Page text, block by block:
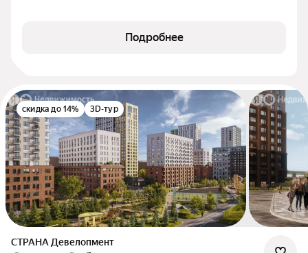
Подробнее
скидка до 14% 3D-тур
СТРАНА Девелопмент